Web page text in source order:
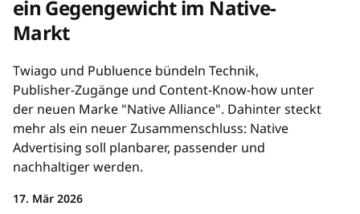
ein Gegengewicht im Native-
Markt
Twiago und Publuence bündeln Technik,
Publisher-Zugänge und Content-Know-how unter
der neuen Marke "Native Alliance". Dahinter steckt
mehr als ein neuer Zusammenschluss: Native
Advertising soll planbarer, passender und
nachhaltiger werden.
17. Mär 2026